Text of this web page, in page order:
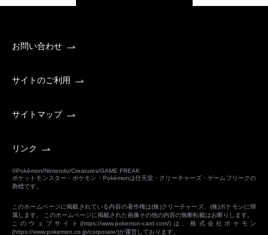
お問い合わせ
サイトのご利用
サイトマップ
リンク
©Pokémon/Nintendo/Creatures/GAME FREAK
ポケットモンスター・ポケモン・Pokémonは任天堂・クリーチャーズ・ゲームフリークの
商標です。
このホームページに掲載されている内容の著作権は(株)クリーチャーズ、(株)ポケモンに帰
属します。 このホームページに掲載された画像その他の内容の無断転載はお断りします。
このウェブサイト(https://www.pokemon-card.com/)は、株式会社ポケモン
(https://www.pokemon.co.jp/corporate/)が運営しております。